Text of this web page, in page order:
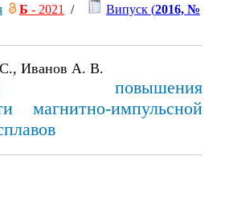
Б - 2021 / Випуск (2016, №
Иванов А. В.
повышения
магнитно-импульсной